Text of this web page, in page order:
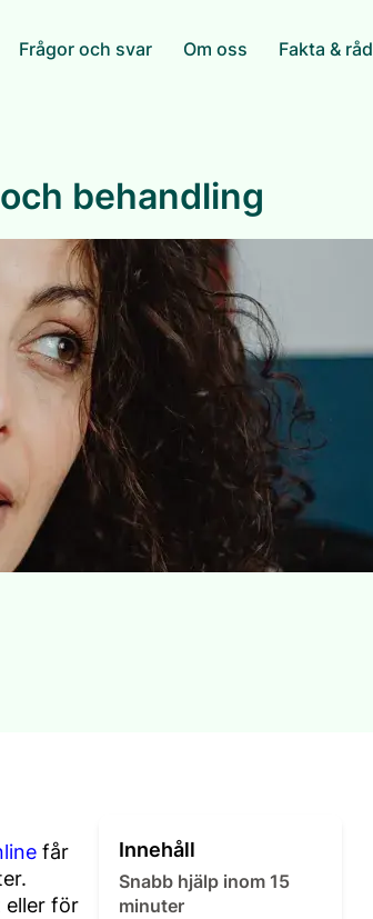
Frågor och svar Om oss Fakta & råd
behandling
Innehåll
Snabb hjälp inom 15
minuter
får
eller för